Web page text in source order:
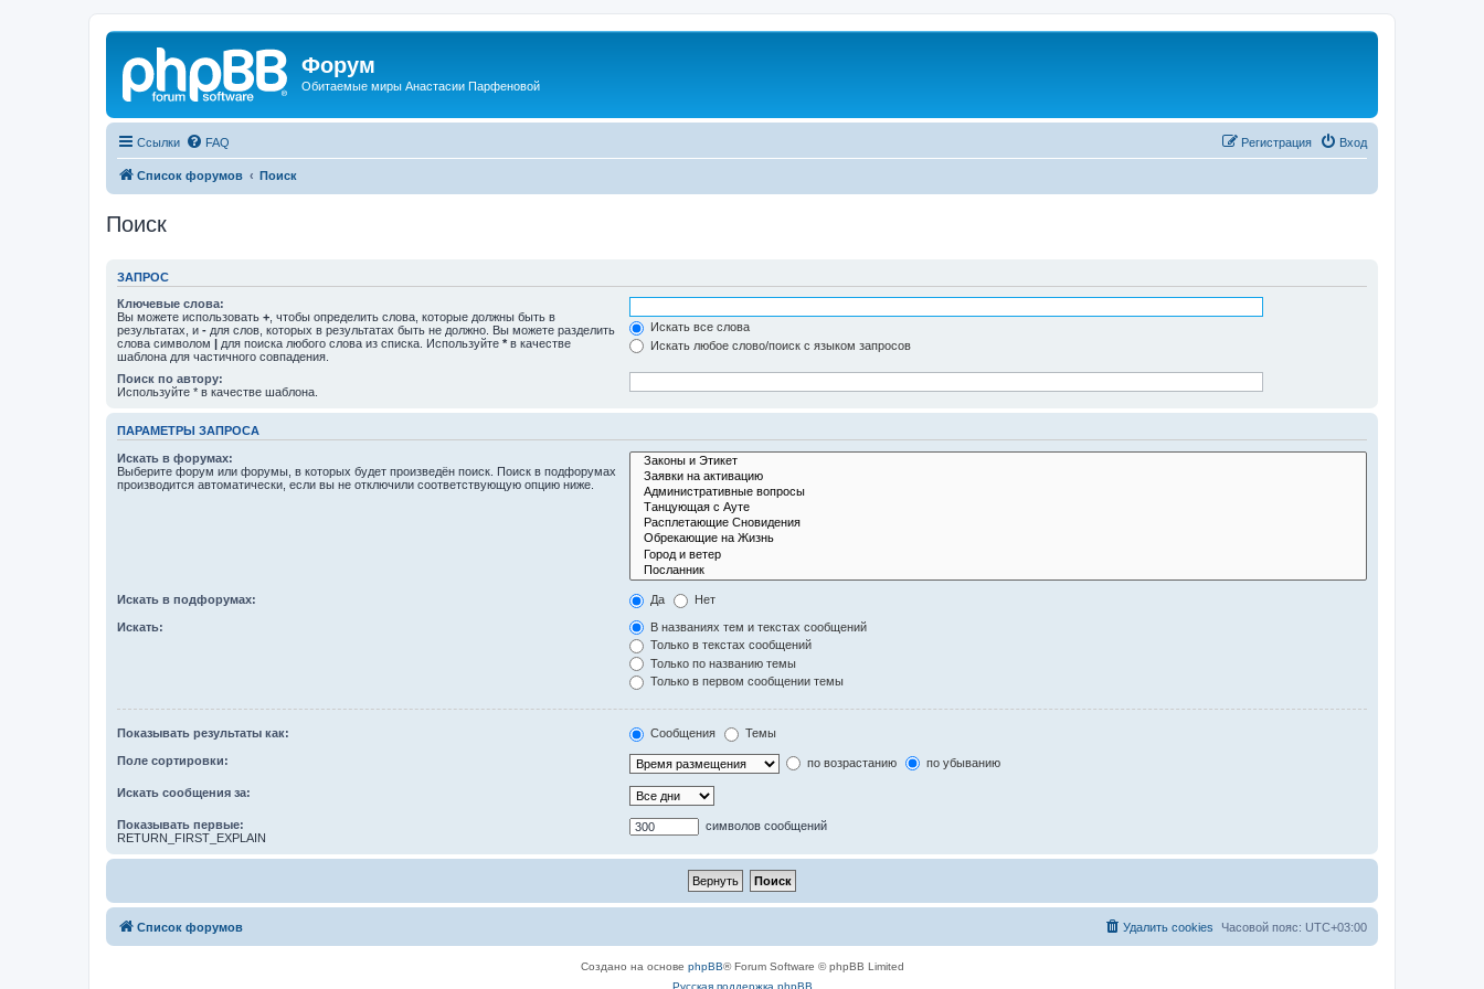
Форум
Обитаемые миры Анастасии Парфеновой
Ссылки FAQ Вход
Регистрация
Список форумов Поиск
Поиск
ЗАПРОС
Ключевые слова:
Вы можете использовать + , чтобы определить слова, которые должны быть в
результатах, и - для слов, которых в результатах быть не должно. Вы можете разделить
слова символом | для поиска любого слова из списка. Используйте * в качестве
шаблона для частичного совпадения.
Искать все слова
Искать любое слово/поиск с языком запросов
Поиск по автору:
Используйте * в качестве шаблона.
ПАРАМЕТРЫ ЗАПРОСА
Искать в форумах:
Выберите форум или форумы, в которых будет произведён поиск. Поиск в подфорумах
производится автоматически, если вы не отключили соответствующую опцию ниже.
Искать в подфорумах: Да Нет
Искать:
В названиях тем и текстах сообщений
Только в текстах сообщений
Только по названию темы
Только в первом сообщении темы
Показывать результаты как: Сообщения Темы
Поле сортировки: по возрастанию по убыванию
Искать сообщения за:
Показывать первые:
RETURN_FIRST_EXPLAIN
символов сообщений
Список форумов Часовой пояс: UTC+03:00
Удалить cookies
Создано на основе phpBB® Forum Software © phpBB Limited
Русская поддержка phpBB